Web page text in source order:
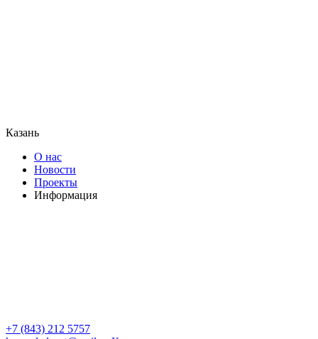
Казань
О нас
Новости
Проекты
Информация
+7 (843) 212 5757